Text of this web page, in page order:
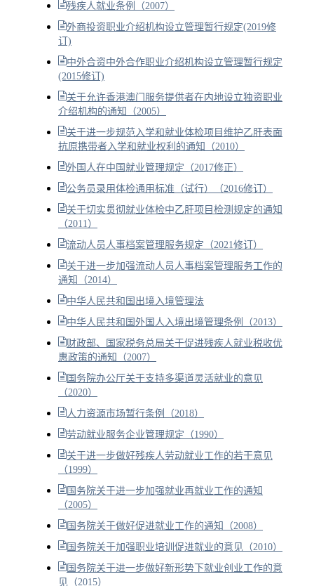
残疾人就业条例（2007）
外商投资职业介绍机构设立管理暂行规定(2019修
订)
中外合资中外合作职业介绍机构设立管理暂行规定
(2015修订)
关于允许香港澳门服务提供者在内地设立独资职业
介绍机构的通知（2005）
关于进一步规范入学和就业体检项目维护乙肝表面
抗原携带者入学和就业权利的通知（2010）
外国人在中国就业管理规定（2017修正）
公务员录用体检通用标准（试行）（2016修订）
关于切实贯彻就业体检中乙肝项目检测规定的通知
（2011）
流动人员人事档案管理服务规定（2021修订）
关于进一步加强流动人员人事档案管理服务工作的
通知（2014）
中华人民共和国出境入境管理法
中华人民共和国外国人入境出境管理条例（2013）
财政部、国家税务总局关于促进残疾人就业税收优
惠政策的通知（2007）
国务院办公厅关于支持多渠道灵活就业的意见
（2020）
人力资源市场暂行条例（2018）
劳动就业服务企业管理规定（1990）
关于进一步做好残疾人劳动就业工作的若干意见
（1999）
国务院关于进一步加强就业再就业工作的通知
（2005）
国务院关于做好促进就业工作的通知（2008）
国务院关于加强职业培训促进就业的意见（2010）
国务院关于进一步做好新形势下就业创业工作的意
见（2015）